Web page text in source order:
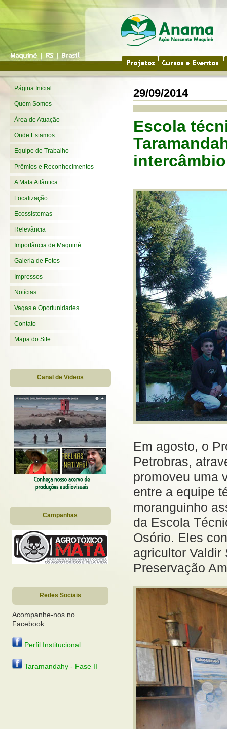
Página Inicial
Quem Somos
Área de Atuação
Onde Estamos
Equipe de Trabalho
Prêmios e Reconhecimentos
A Mata Atlântica
Localização
Ecossistemas
Relevância
Importância de Maquiné
Galeria de Fotos
Impressos
Notícias
Vagas e Oportunidades
Contato
Mapa do Site
Canal de Videos
Campanhas
Redes Sociais
Acompanhe-nos no
Facebook:
Perfil Institucional
Taramandahy - Fase II
29/09/2014
Escola
Em agosto, o
Petrobras,
promoveu uma
entre a equipe
moranguinho
da Escola
Osório. Eles
agricultor
Preservação